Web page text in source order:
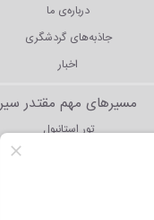
درباره‌ی ما
جاذبه‌های گردشگری
اخبار
مسیرهای مهم مقتدر سیر
تور استانبول